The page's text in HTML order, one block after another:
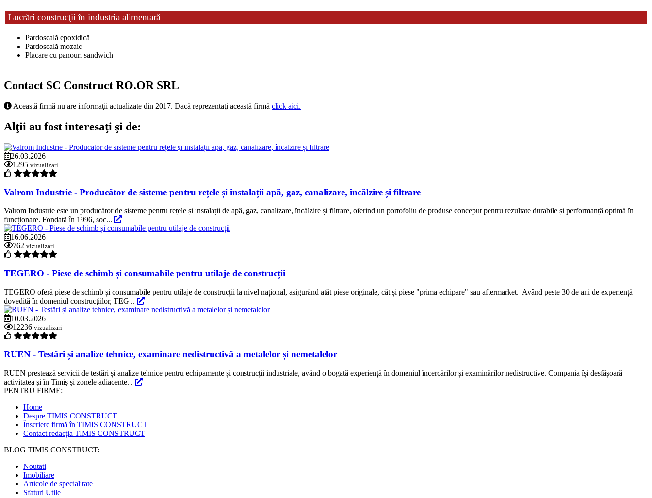
Lucrări construcţii în industria alimentară
Pardoseală epoxidică
Pardoseală mozaic
Placare cu panouri sandwich
Contact SC Construct RO.OR SRL
Această firmă nu are informaţii actualizate din 2017. Dacă reprezentaţi această firmă click aici.
Alţii au fost interesaţi şi de:
26.03.2026
1295 vizualizari
Valrom Industrie - Producător de sisteme pentru rețele și instalații apă, gaz, canalizare, încălzire și filtrare
Valrom Industrie este un producător de sisteme pentru rețele și instalații de apă, gaz, canalizare, încălzire și filtrare, oferind un portofoliu de produse conceput pentru rezultate durabile și performanță optimă în
funcționare. Fondată în 1996, soc...
16.06.2026
762 vizualizari
TEGERO - Piese de schimb și consumabile pentru utilaje de construcții
TEGERO oferă piese de schimb și consumabile pentru utilaje de construcții la nivel național, asigurând atât piese originale, cât și piese "prima echipare" sau aftermarket. Având peste 30 de ani de experiență
dovedită în domeniul construcțiilor, TEG...
10.03.2026
12236 vizualizari
RUEN - Testări și analize tehnice, examinare nedistructivă a metalelor și nemetalelor
RUEN prestează servicii de testări și analize tehnice pentru echipamente și construcții industriale, având o bogată experiență în domeniul încercărilor și examinărilor nedistructive. Compania își desfășoară
activitatea și în Timiș și zonele adiacente...
PENTRU FIRME:
Home
Despre TIMIS CONSTRUCT
Înscriere firmă în TIMIS CONSTRUCT
Contact redacția TIMIS CONSTRUCT
BLOG TIMIS CONSTRUCT:
Noutati
Imobiliare
Articole de specialitate
Sfaturi Utile